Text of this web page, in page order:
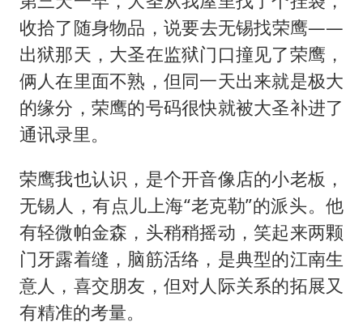
收拾了随身物品，说要去无锡找荣鹰——
出狱那天，大圣在监狱门口撞见了荣鹰，
俩人在里面不熟，但同一天出来就是极大
的缘分，荣鹰的号码很快就被大圣补进了
通讯录里。
荣鹰我也认识，是个开音像店的小老板，
无锡人，有点儿上海“老克勒”的派头。他
有轻微帕金森，头稍稍摇动，笑起来两颗
门牙露着缝，脑筋活络，是典型的江南生
意人，喜交朋友，但对人际关系的拓展又
有精准的考量。